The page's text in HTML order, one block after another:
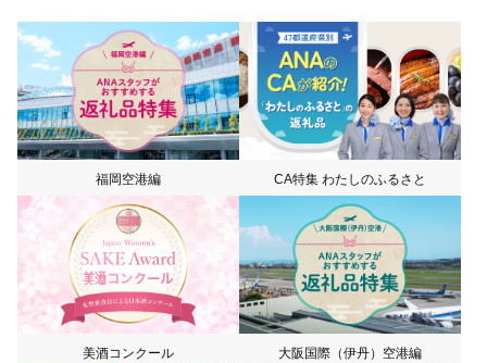
福岡空港編 CA特集 わたしのふるさと
美酒コンクール 大阪国際（伊丹）空港編